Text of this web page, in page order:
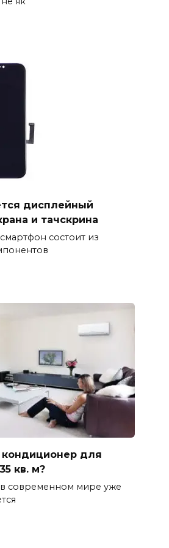
дисплейный
и тачскрина
состоит из
кондиционер для
кв. м?
современном мире уже